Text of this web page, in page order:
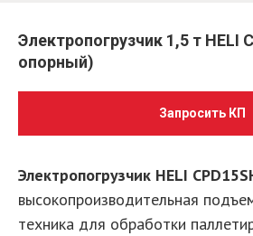
Электропогрузчик 1,5 т HELI
опорный)
Запросить КП
Электропогрузчик HELI
высокопроизводительная
техника для обработки